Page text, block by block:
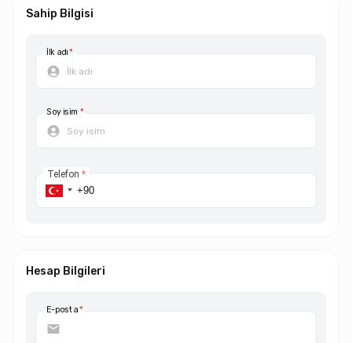
Sahip Bilgisi
İlk adı*
Soy isim *
Telefon *
Hesap Bilgileri
E-posta*